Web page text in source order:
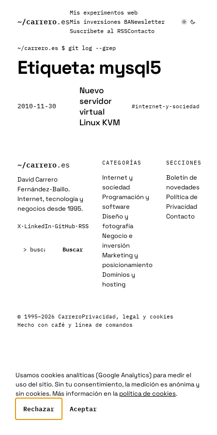
~/carrero.es
Mis experimentos web
Mis inversiones BANewsletter
Suscribete al RSSContacto
~/carrero.es $ git log --grep
Etiqueta: mysql5
2010-11-30
Nuevo
servidor
virtual
Linux KVM
#internet-y-sociedad
~/carrero.es
David Carrero
Fernández-Baillo.
Internet, tecnología y
negocios desde 1995.
X· LinkedIn·GitHub· RSS
Buscar
CATEGORÍAS
Internet y
sociedad
Programación y
software
Diseño y
fotografía
Negocio e
inversión
Marketing y
posicionamiento
Dominios y
hosting
SECCIONES
Boletín de
novedades
Política de
Privacidad
Contacto
© 1995–2026 CarreroPrivacidad, legal y cookies
Hecho con café y línea de comandos
Usamos cookies analíticas (Google Analytics) para medir el
uso del sitio. Sin tu consentimiento, la medición es anónima y
sin cookies. Más información en lapolítica de cookies.
Rechazar Aceptar